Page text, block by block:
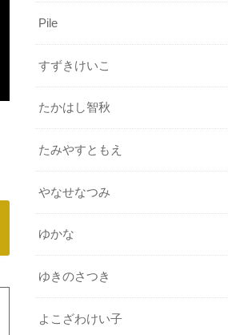
Pile
すずきけいこ
たかはし智秋
たみやすともえ
やなせなつみ
ゆかな
ゆきのさつき
よこざわけい子